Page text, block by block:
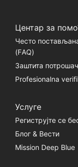
Центар за
Често
(FАQ)
Заштита
Profesionalna
Услуге
Региструјте се
Блог & Вести
Mission Deep Blue